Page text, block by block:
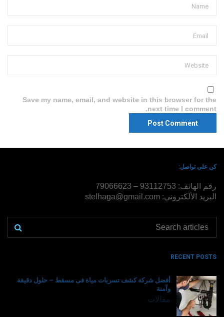
Save my name, email, and website in this browser for the
next time I comment.
كن على تواصل:
رقم الهاتف: 93112753 – 79066623
البريد الألكتروني: stelhaga@gmail.com
RECENT POSTS
أفضل شركة كشف تسربات مياة فى مسقط – حلول دقيقة
وآمنة
مقالات